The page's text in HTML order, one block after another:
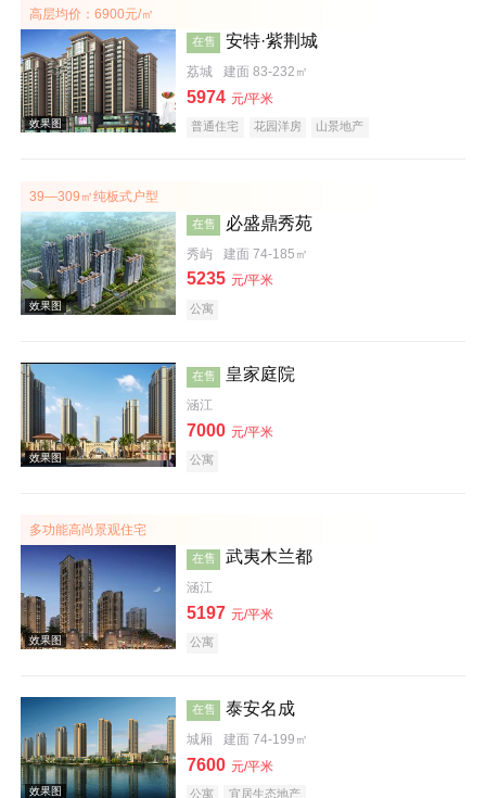
效果图
效果图
高层均价：6900元/㎡
在售 安特·紫荆城
荔城 建面 83-232㎡
5974 元/平米
普通住宅 花园洋房 山景地产
39—309㎡纯板式户型
效果图
在售 必盛鼎秀苑
秀屿 建面 74-185㎡
5235 元/平米
公寓
在售 皇家庭院
涵江
7000 元/平米
公寓
多功能高尚景观住宅
在售 武夷木兰都
涵江
5197 元/平米
公寓
在售 泰安名成
城厢 建面 74-199㎡
7600 元/平米
公寓 宜居生态地产